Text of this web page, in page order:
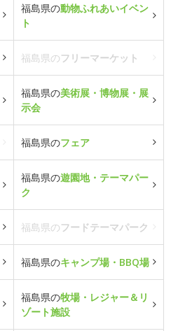
福島県の動物ふれあいイベン
ト
福島県のフリーマーケット
福島県の美術展・博物展・展
示会
福島県のフェア
福島県の遊園地・テーマパー
ク
福島県のフードテーマパーク
福島県のキャンプ場・BBQ場
福島県の牧場・レジャー＆リ
ゾート施設